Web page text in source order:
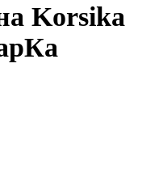
Korsika